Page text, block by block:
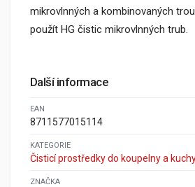
mikrovlnných a kombinovaných
použít HG čistic mikrovlnných trub.
Další informace
EAN
8711577015114
KATEGORIE
Čisticí prostředky do koupelny a
ZNAČKA